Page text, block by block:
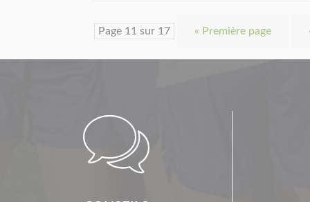
Page 11 sur 17 « Première page
